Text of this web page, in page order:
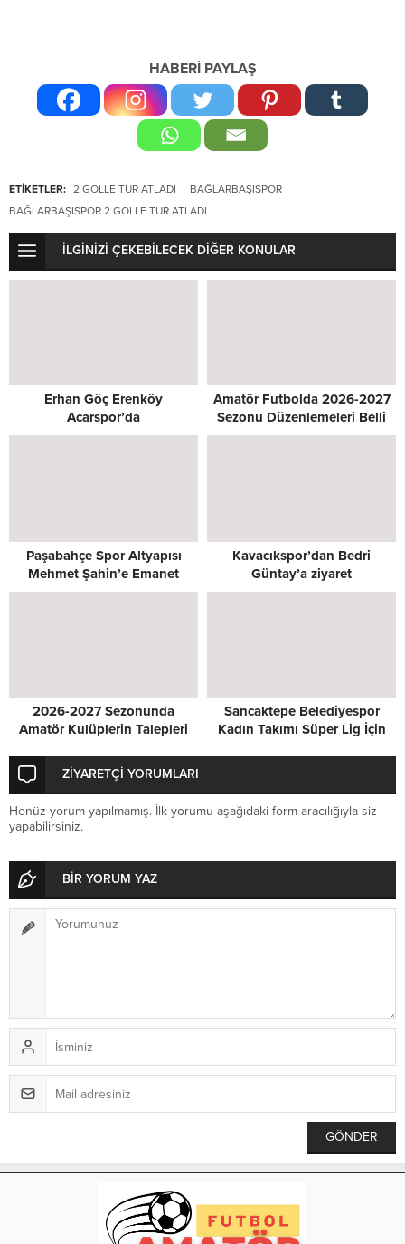
HABERİ PAYLAŞ
ETİKETLER: 2 GOLLE TUR ATLADI
BAĞLARBAŞISPOR
BAĞLARBAŞISPOR 2 GOLLE TUR ATLADI
İLGİNİZİ ÇEKEBİLECEK DİĞER KONULAR
Erhan Göç Erenköy
Acarspor’da
Amatör Futbolda 2026-2027
Sezonu Düzenlemeleri Belli
Oldu
Paşabahçe Spor Altyapısı
Mehmet Şahin’e Emanet
Kavacıkspor’dan Bedri
Güntay’a ziyaret
2026-2027 Sezonunda
Amatör Kulüplerin Talepleri
Sancaktepe Belediyespor
Kadın Takımı Süper Lig İçin
ZİYARETÇİ YORUMLARI
Henüz yorum yapılmamış. İlk yorumu aşağıdaki form aracılığıyla siz
yapabilirsiniz.
BİR YORUM YAZ